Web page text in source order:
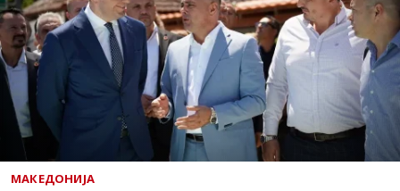
МАКЕДОНИЈА